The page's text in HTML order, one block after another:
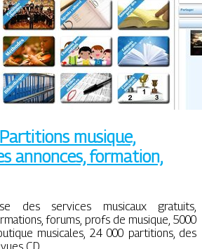
musique,
annonces, formation,
des services musicaux gratuits,
forums, profs de musique, 5000
musicales, 24 000 partitions, des